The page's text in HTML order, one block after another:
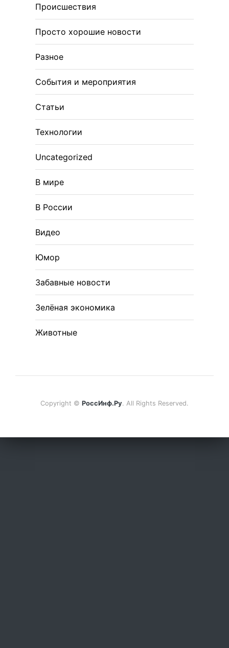
Происшествия
Просто хорошие новости
Разное
События и мероприятия
Статьи
Технологии
Uncategorized
В мире
В России
Видео
Юмор
Забавные новости
Зелёная экономика
Животные
Copyright © РоссИнф.Ру. All Rights Reserved.